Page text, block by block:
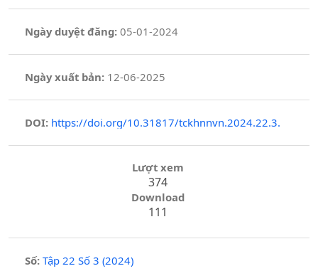
Ngày duyệt đăng:05-01-2024
Ngày xuất bản: 12-06-2025
DOI: https://doi.org/10.31817/tckhnnvn.2024.22.3.
Lượt xem
374
Download
111
Số: Tập 22 Số 3 (2024)